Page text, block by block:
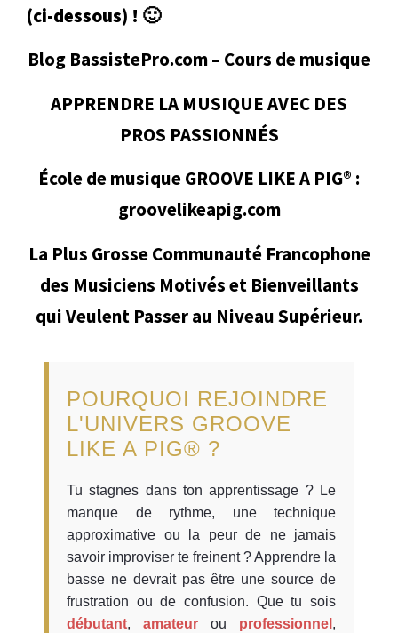
(ci-dessous) ! 🙂
Blog BassistePro.com – Cours de musique
APPRENDRE LA MUSIQUE AVEC DES
PROS PASSIONNÉS
École de musique GROOVE LIKE A PIG® :
groovelikeapig.com
La Plus Grosse Communauté Francophone
des Musiciens Motivés et Bienveillants
qui Veulent Passer au Niveau Supérieur.
POURQUOI REJOINDRE
L'UNIVERS GROOVE
LIKE A PIG® ?
Tu stagnes dans ton apprentissage ? Le
manque de rythme, une technique
approximative ou la peur de ne jamais
savoir improviser te freinent ? Apprendre la
basse ne devrait pas être une source de
frustration ou de confusion. Que tu sois
débutant, amateur ou professionnel ,